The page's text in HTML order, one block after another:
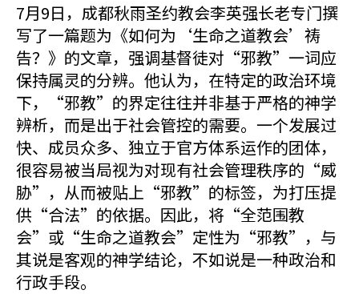
7月9日，成都秋雨圣约教会李英强长老专门撰
写了一篇题为《如何为‘生命之道教会’祷
告？》的文章，强调基督徒对“邪教”一词应
保持属灵的分辨。他认为，在特定的政治环境
下，“邪教”的界定往往并非基于严格的神学
辨析，而是出于社会管控的需要。一个发展过
快、成员众多、独立于官方体系运作的团体，
很容易被当局视为对现有社会管理秩序的“威
胁”，从而被贴上“邪教”的标签，为打压提
供“合法”的依据。因此，将“全范围教
会”或“生命之道教会”定性为“邪教”，与
其说是客观的神学结论，不如说是一种政治和
行政手段。